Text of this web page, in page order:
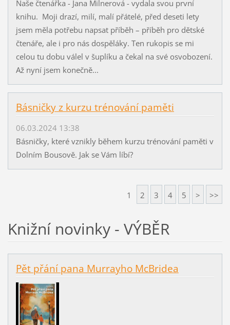
Naše čtenářka - Jana Milnerová - vydala svou první
knihu. Moji drazí, milí, malí přátelé, před deseti lety
jsem měla potřebu napsat příběh – příběh pro dětské
čtenáře, ale i pro nás dospěláky. Ten rukopis se mi
celou tu dobu válel v šuplíku a čekal na své osvobození.
Až nyní jsem konečně...
Básničky z kurzu trénování paměti
06.03.2024 13:38
Básničky, které vznikly během kurzu trénování paměti v
Dolním Bousově. Jak se Vám líbí?
1 2 3 4 5 > >>
Knižní novinky - VÝBĚR
Pět přání pana Murrayho McBridea